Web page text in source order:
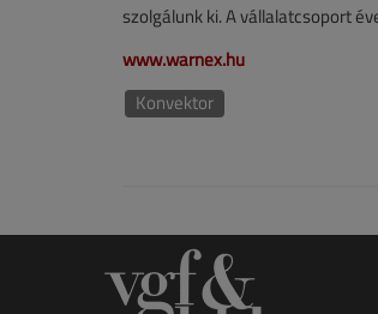
szolgálunk ki. A vállalatcsoport
www.warnex.hu
Konvektor